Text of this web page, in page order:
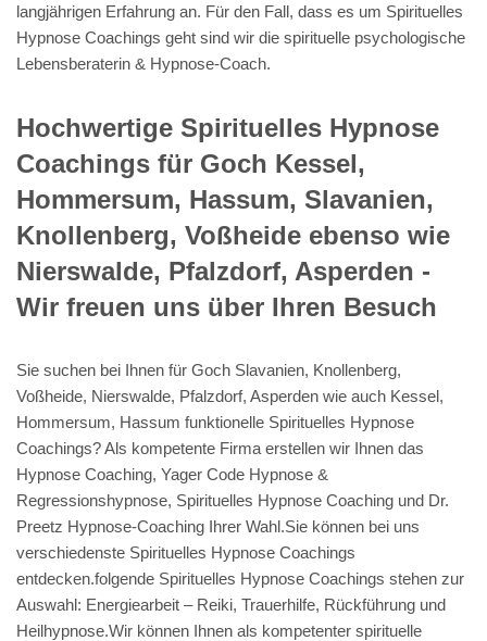
langjährigen Erfahrung an. Für den Fall, dass es um Spirituelles
Hypnose Coachings geht sind wir die spirituelle psychologische
Lebensberaterin & Hypnose-Coach.
Hochwertige Spirituelles Hypnose
Coachings für Goch Kessel,
Hommersum, Hassum, Slavanien,
Knollenberg, Voßheide ebenso wie
Nierswalde, Pfalzdorf, Asperden -
Wir freuen uns über Ihren Besuch
Sie suchen bei Ihnen für Goch Slavanien, Knollenberg,
Voßheide, Nierswalde, Pfalzdorf, Asperden wie auch Kessel,
Hommersum, Hassum funktionelle Spirituelles Hypnose
Coachings? Als kompetente Firma erstellen wir Ihnen das
Hypnose Coaching, Yager Code Hypnose &
Regressionshypnose, Spirituelles Hypnose Coaching und Dr.
Preetz Hypnose-Coaching Ihrer Wahl.Sie können bei uns
verschiedenste Spirituelles Hypnose Coachings
entdecken.folgende Spirituelles Hypnose Coachings stehen zur
Auswahl: Energiearbeit – Reiki, Trauerhilfe, Rückführung und
Heilhypnose.Wir können Ihnen als kompetenter spirituelle